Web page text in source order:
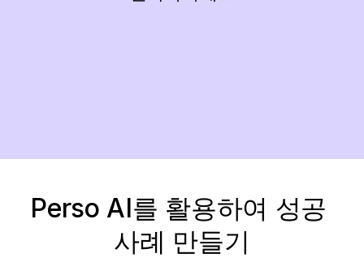
Perso AI를 활용하여 성공
사례 만들기